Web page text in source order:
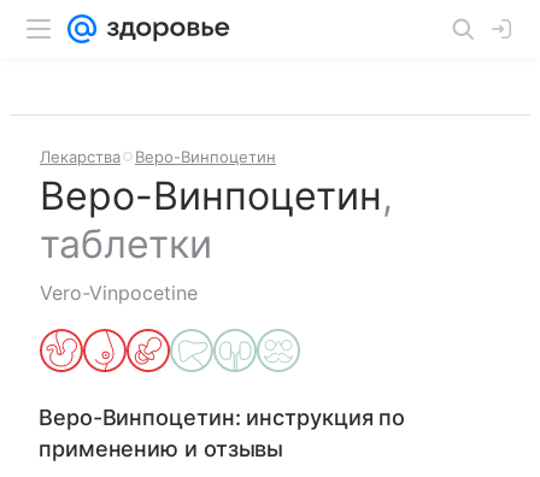
Лекарства Веро-Винпоцетин
Веро-Винпоцетин,
таблетки
Vero-Vinpocetine
Веро-Винпоцетин: инструкция по
применению и отзывы